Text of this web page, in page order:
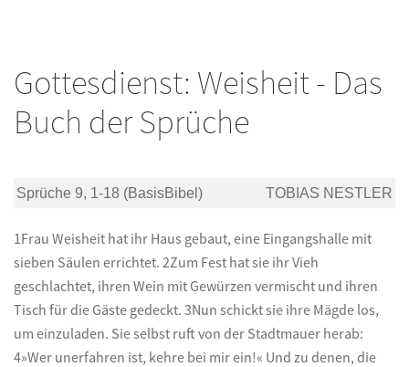
Gottesdienst: Weisheit - Das
Buch der Sprüche
Sprüche 9, 1-18 (BasisBibel) TOBIAS NESTLER
1Frau Weisheit hat ihr Haus gebaut, eine Eingangshalle mit
sieben Säulen errichtet. 2Zum Fest hat sie ihr Vieh
geschlachtet, ihren Wein mit Gewürzen vermischt und ihren
Tisch für die Gäste gedeckt. 3Nun schickt sie ihre Mägde los,
um einzuladen. Sie selbst ruft von der Stadtmauer herab:
4»Wer unerfahren ist, kehre bei mir ein!« Und zu denen, die